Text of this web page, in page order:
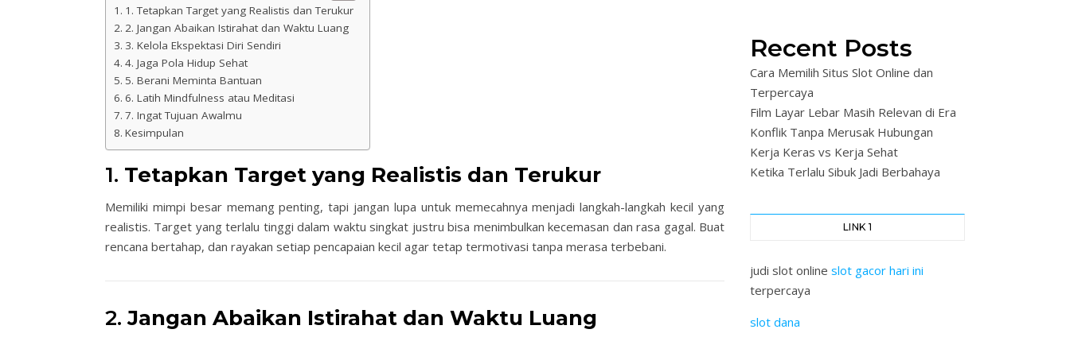
1. Tetapkan Target yang Realistis dan Terukur
2. Jangan Abaikan Istirahat dan Waktu Luang
3. Kelola Ekspektasi Diri Sendiri
4. Jaga Pola Hidup Sehat
5. Berani Meminta Bantuan
6. Latih Mindfulness atau Meditasi
7. Ingat Tujuan Awalmu
Kesimpulan
1. Tetapkan Target yang Realistis dan Terukur
Memiliki mimpi besar memang penting, tapi jangan lupa untuk memecahnya menjadi langkah-langkah kecil yang
realistis. Target yang terlalu tinggi dalam waktu singkat justru bisa menimbulkan kecemasan dan rasa gagal. Buat
rencana bertahap, dan rayakan setiap pencapaian kecil agar tetap termotivasi tanpa merasa terbebani.
2.Jangan Abaikan Istirahat dan Waktu Luang
Recent Posts
Cara Memilih Situs Slot Online dan
Terpercaya
Film Layar Lebar Masih Relevan di Era
Konflik Tanpa Merusak Hubungan
Kerja Keras vs Kerja Sehat
Ketika Terlalu Sibuk Jadi Berbahaya
LINK 1
judi slot online slot gacor hari ini
terpercaya
slot dana